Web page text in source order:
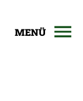
MENÜ